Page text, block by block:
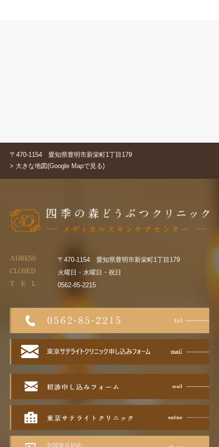
〒470-1154 愛知県豊明市新栄町1丁目179
> 大きな地図(Google Mapで見る)
ADRESS 〒470-1154 愛知県豊明市新栄町1丁目179
CLOSED 火曜日・水曜日・祝日
T E L 0562-85-2215